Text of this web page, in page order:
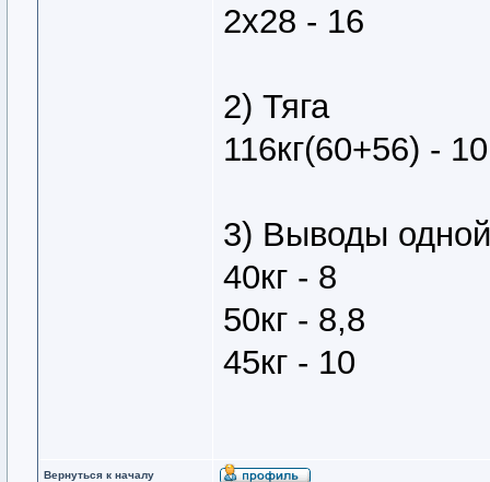
2х28 - 16
2) Тяга
116кг(60+56) -
3) Выводы одной
40кг - 8
50кг - 8,8
45кг - 10
Вернуться к началу